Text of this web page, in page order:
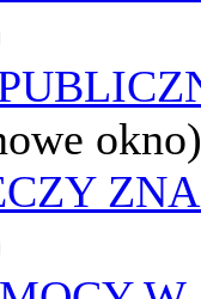
okno)